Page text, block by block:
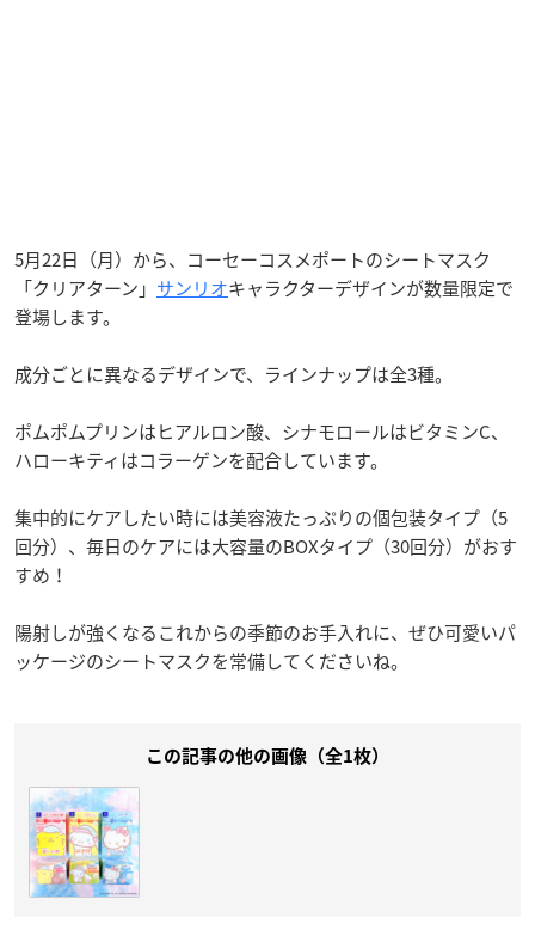
5月22日（月）から、コーセーコスメポートのシートマスク
「クリアターン」 サンリオキャラクターデザインが数量限定で
登場します。
成分ごとに異なるデザインで、ラインナップは全3種。
ポムポムプリンはヒアルロン酸、シナモロールはビタミンC、
ハローキティはコラーゲンを配合しています。
集中的にケアしたい時には美容液たっぷりの個包装タイプ（5
回分）、毎日のケアには大容量のBOXタイプ（30回分）がおす
すめ！
陽射しが強くなるこれからの季節のお手入れに、ぜひ可愛いパ
ッケージのシートマスクを常備してくださいね。
この記事の他の画像（全1枚）